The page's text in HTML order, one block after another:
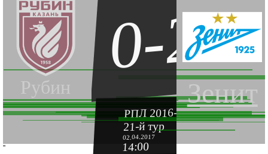
Рубин Зенит
0-2
РПЛ 2016-2017
21-й тур
02.04.2017
14:00
''